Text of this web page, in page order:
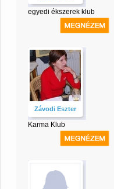
egyedi ékszerek klub
Závodi Eszter
Karma Klub